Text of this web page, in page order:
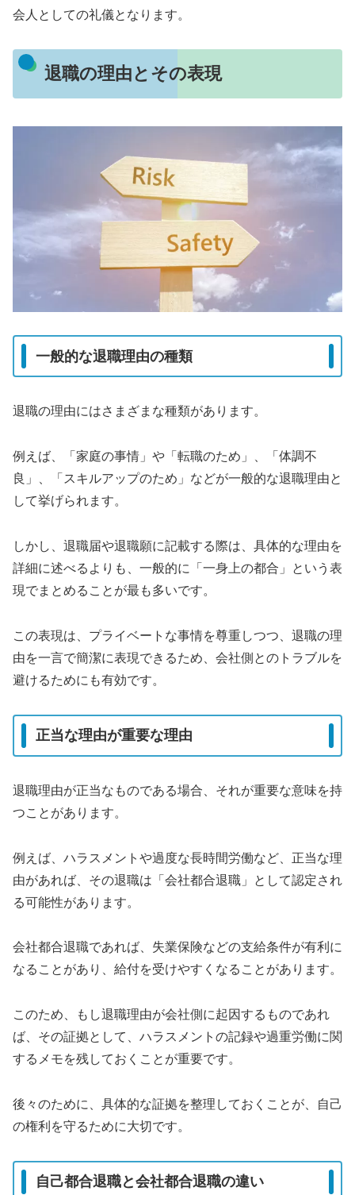
会人としての礼儀となります。
退職の理由とその表現
一般的な退職理由の種類
退職の理由にはさまざまな種類があります。
例えば、「家庭の事情」や「転職のため」、「体調不
良」、「スキルアップのため」などが一般的な退職理由と
して挙げられます。
しかし、退職届や退職願に記載する際は、具体的な理由を
詳細に述べるよりも、一般的に「一身上の都合」という表
現でまとめることが最も多いです。
この表現は、プライベートな事情を尊重しつつ、退職の理
由を一言で簡潔に表現できるため、会社側とのトラブルを
避けるためにも有効です。
正当な理由が重要な理由
退職理由が正当なものである場合、それが重要な意味を持
つことがあります。
例えば、ハラスメントや過度な長時間労働など、正当な理
由があれば、その退職は「会社都合退職」として認定され
る可能性があります。
会社都合退職であれば、失業保険などの支給条件が有利に
なることがあり、給付を受けやすくなることがあります。
このため、もし退職理由が会社側に起因するものであれ
ば、その証拠として、ハラスメントの記録や過重労働に関
するメモを残しておくことが重要です。
後々のために、具体的な証拠を整理しておくことが、自己
の権利を守るために大切です。
自己都合退職と会社都合退職の違い